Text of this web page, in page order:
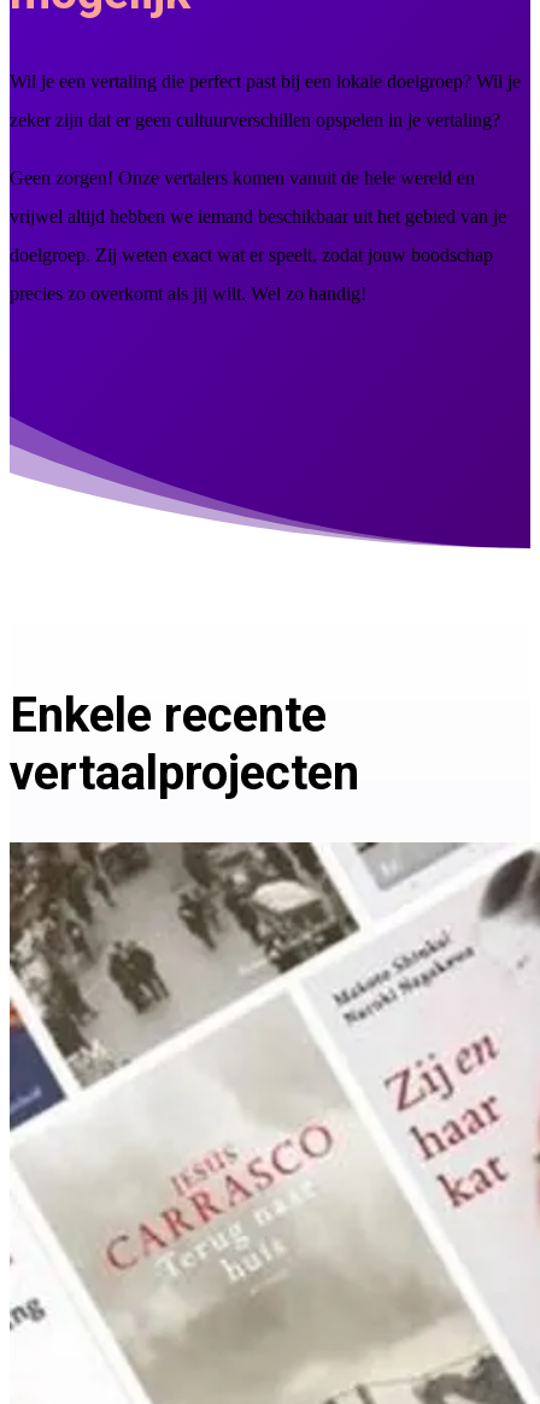
Wil je een vertaling die perfect past bij een lokale doelgroep? Wil je
zeker zijn dat er geen cultuurverschillen opspelen in je vertaling?
Geen zorgen! Onze vertalers komen vanuit de hele wereld en
vrijwel altijd hebben we iemand beschikbaar uit het gebied van je
doelgroep. Zij weten exact wat er speelt, zodat jouw boodschap
precies zo overkomt als jij wilt. Wel zo handig!
Enkele recente
vertaalprojecten